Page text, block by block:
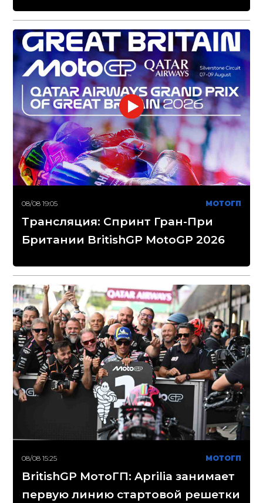
08/08 19:05 МОТОГП
Трансляция: Спринт Гран-При
Британии BritishGP MotoGP 2026
08/08 15:25 МОТОГП
BritishGP МотоГП: Aprilia занимает
первую линию стартовой решетки